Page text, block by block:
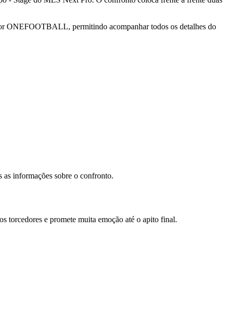
ONEFOOTBALL, permitindo acompanhar todos os detalhes do
as informações sobre o confronto.
torcedores e promete muita emoção até o apito final.